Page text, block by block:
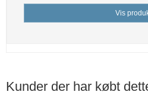
Vis
Kunder der har købt